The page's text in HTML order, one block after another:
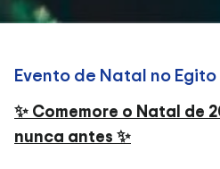
Evento de Natal no Egito
✨ Comemore o Natal de
nunca antes ✨